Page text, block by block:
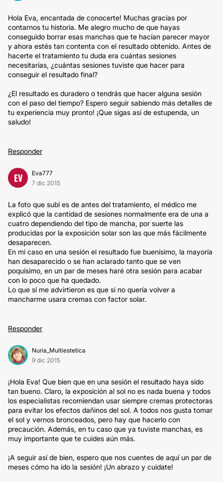
Hola Eva, encantada de conocerte! Muchas gracias por
contarnos tu historia. Me alegro mucho de que hayas
conseguido borrar esas manchas que te hacían parecer mayor
y ahora estés tan contenta con el resultado obtenido. Antes de
hacerte el tratamiento tu duda era cuántas sesiones
necesitarías, ¿cuántas sesiones tuviste que hacer para
conseguir el resultado final?
¿El resultado es duradero o tendrás que hacer alguna sesión
con el paso del tiempo? Espero seguir sabiendo más detalles de
tu experiencia muy pronto! ¡Que sigas así de estupenda, un
saludo!
Responder
EV
Eva777
7 dic 2015
La foto que subí es de antes del tratamiento, el médico me
explicó que la cantidad de sesiones normalmente era de una a
cuatro dependiendo del tipo de mancha, por suerte las
producidas por la exposición solar son las que más fácilmente
desaparecen.
En mi caso en una sesión el resultado fue buenísimo, la mayoría
han desaparecido o se han aclarado tanto que se ven
poquísimo, en un par de meses haré otra sesión para acabar
con lo poco que ha quedado.
Lo que sí me advirtieron es que si no quería volver a
mancharme usara cremas con factor solar.
Responder
Nuria_Multiestetica
9 dic 2015
¡Hola Eva! Que bien que en una sesión el resultado haya sido
tan bueno. Claro, la exposición al sol no es nada buena y todos
los especialistas recomiendan usar siempre cremas protectoras
para evitar los efectos dañinos del sol. A todos nos gusta tomar
el sol y vernos bronceados, pero hay que hacerlo con
precaución. Además, en tu caso que ya tuviste manchas, es
muy importante que te cuides aún más.
¡A seguir así de bien, espero que nos cuentes de aquí un par de
meses cómo ha ido la sesión! ¡Un abrazo y cuidate!